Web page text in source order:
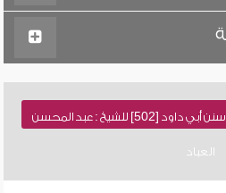
نسخة نصية للطباعة , شرح سنن أبي داود [502] للشيخ : عبد المحسن
العباد